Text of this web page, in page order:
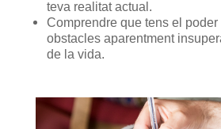
teva realitat actual.
Comprendre que tens el
obstacles aparentment
de la vida.